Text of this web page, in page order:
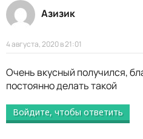
Азизик
4 августа, 2020 в 21:01
Очень вкусный получился,
постоянно делать такой
Войдите, чтобы ответить